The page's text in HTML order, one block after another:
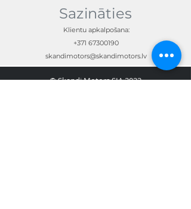
Sazināties
Klientu apkalpošana:
+371 67300190
skandimotors@skandimotors.lv
© Skandi Motors SIA 2023